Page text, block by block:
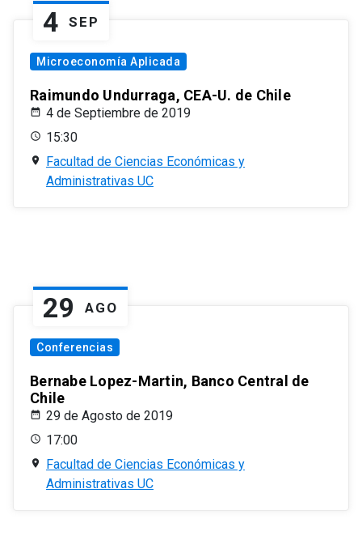
4 SEP
Microeconomía Aplicada
Raimundo Undurraga, CEA-U. de Chile
4 de Septiembre de 2019
15:30
Facultad de Ciencias Económicas y
Administrativas UC
29 AGO
Conferencias
Bernabe Lopez-Martin, Banco Central de
Chile
29 de Agosto de 2019
17:00
Facultad de Ciencias Económicas y
Administrativas UC